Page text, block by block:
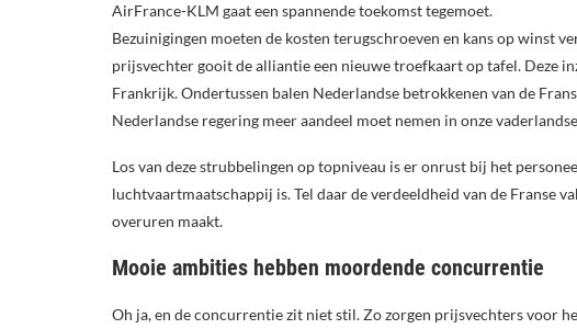
AirFrance-KLM gaat een spannende toekomst tegemoet.
Bezuinigingen moeten de kosten terugschroeven en kans op winst
prijsvechter gooit de alliantie een nieuwe troefkaart op tafel. Deze
Frankrijk. Ondertussen balen Nederlandse betrokkenen van de
Nederlandse regering meer aandeel moet nemen in onze
Los van deze strubbelingen op topniveau is er onrust bij het
luchtvaartmaatschappij is. Tel daar de verdeeldheid van de Franse
overuren maakt.
Mooie ambities hebben moordende concurrentie
Oh ja, en de concurrentie zit niet stil. Zo zorgen prijsvechters voor